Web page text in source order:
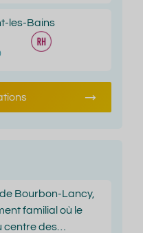
les-Bains
Bourbon-Lancy,
familial où le
centre des